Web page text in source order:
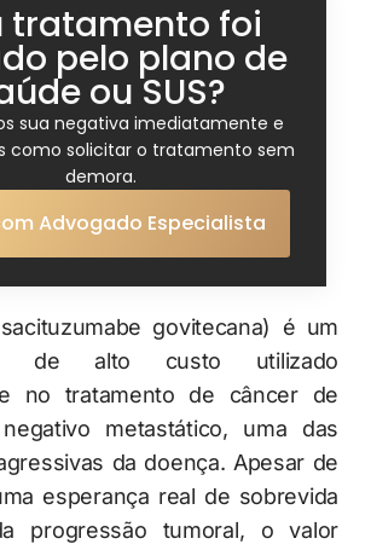
tratamento foi
pelo plano de
ou SUS?
sua negativa imediatamente e
como solicitar o tratamento sem
demora.
Advogado Especialista
govitecana) é um
de alto custo utilizado
no tratamento de câncer de
metastático, uma das
da doença. Apesar de
esperança real de sobrevida
progressão tumoral, o valor